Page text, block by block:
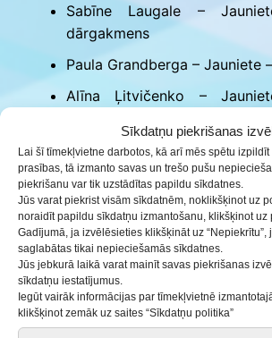
Sīkdatņu piekrišanas
Lai šī tīmekļvietne darbotos, kā arī mēs spētu
prasības, tā izmanto savas un trešo pušu
piekrišanu var tik uzstādītas papildu sīkdatnes.
Jūs varat piekrist visām sīkdatnēm, noklikšķinot uz
noraidīt papildu sīkdatņu izmantošanu, klikšķinot uz
Gadījumā, ja izvēlēsieties klikšķināt uz “Nepiekrītu”,
saglabātas tikai nepieciešamās sīkdatnes.
Jūs jebkurā laikā varat mainīt savas piekrišanas
sīkdatņu iestatījumus.
Iegūt vairāk informācijas par tīmekļvietnē
klikšķinot zemāk uz saites “Sīkdatņu politika”
Sabīne Laugale –
dārgakmens
Paula Grandberga – Jauniete
Alīna Ļitvičenko –
Anete Krūmiņa – Jauniete
Madara Zadovska – Jauniete –
Sindija Bumbiere – Jauniete
Anna Frolova – Jauniete
vēstnese
Simona Valtere – Jauniete –
Roberta Laurinoviča –